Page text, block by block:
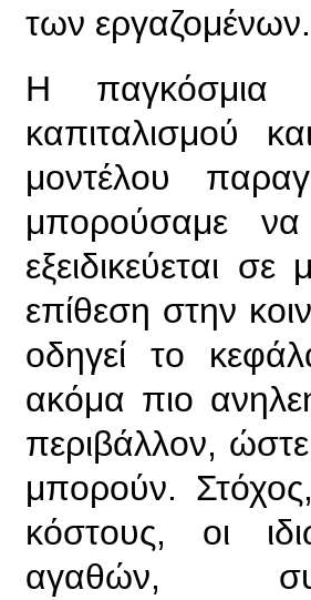
των εργαζομένων.
Η παγκόσμια
καπιταλισμού
μοντέλου
μπορούσαμε
εξειδικεύεται
επίθεση στην
οδηγεί το
ακόμα πιο
περιβάλλον,
μπορούν.
κόστους, οι
αγαθών,